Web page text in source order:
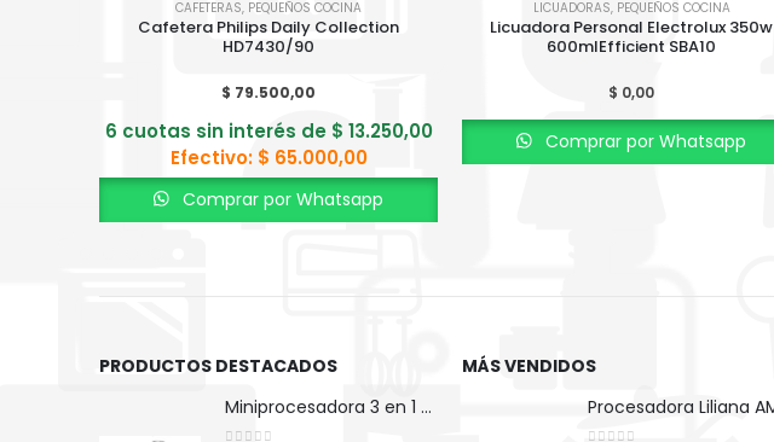
CAFETERAS, PEQUEÑOS COCINA
Cafetera Philips Daily Collection
HD7430/90
$ 79.500,00
6 cuotas sin interés de $ 13.250,00
Efectivo: $ 65.000,00
Comprar por Whatsapp
LICUADORAS, PEQUEÑOS COCINA
Licuadora Personal Electrolux 350w
600mlEfficient SBA10
$ 0,00
Comprar por Whatsapp
PRODUCTOS DESTACADOS
Miniprocesadora 3 en 1 Electrolux Efficient 710ml EFP500
MÁS VENDIDOS